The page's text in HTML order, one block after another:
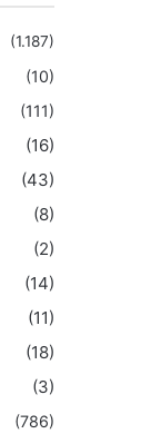
(1.187)
(10)
(111)
(16)
(43)
(8)
(2)
(14)
(11)
(18)
(3)
(786)